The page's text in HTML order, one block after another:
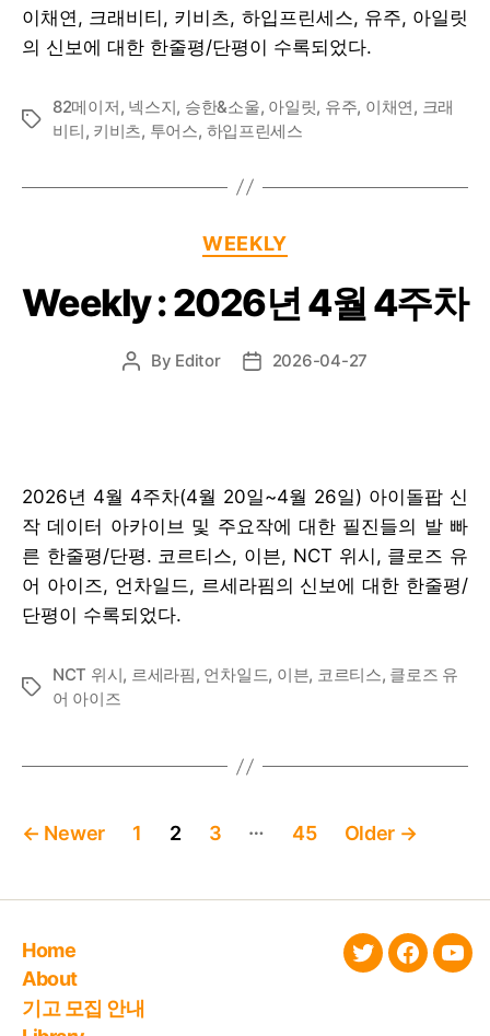
이채연, 크래비티, 키비츠, 하입프린세스, 유주, 아일릿
의 신보에 대한 한줄평/단평이 수록되었다.
Tags
82메이저, 넥스지, 승한&소울, 아일릿, 유주, 이채연, 크래
비티, 키비츠, 투어스, 하입프린세스
Categories
WEEKLY
Weekly : 2026년 4월 4주차
Post
By Editor
Post2026-04-27
2026년 4월 4주차(4월 20일~4월 26일) 아이돌팝 신
작 데이터 아카이브 및 주요작에 대한 필진들의 발 빠
른 한줄평/단평. 코르티스, 이븐, NCT 위시, 클로즈 유
어 아이즈, 언차일드, 르세라핌의 신보에 대한 한줄평/
단평이 수록되었다.
Tags
NCT 위시, 르세라핌, 언차일드, 이븐, 코르티스, 클로즈 유
어 아이즈
Posts
← Newer 1 2 3 … 45 Older →
Home
About
기고 모집 안내
twitter